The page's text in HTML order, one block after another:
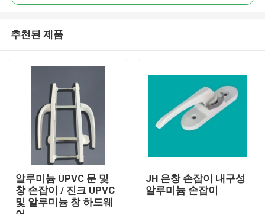
추천된 제품
알루미늄 UPVC 문 및
창 손잡이 / 진크 UPVC
및 알루미늄 창 하드웨
어
JH 은창 손잡이 내구성
알루미늄 손잡이